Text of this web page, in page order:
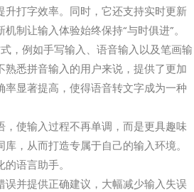
打字效率。同时，它还支持实时更新
制让输入体验始终保持“与时俱进”。
，例如手写输入、语音输入以及笔画输
悉拼音输入的用户来说，提供了更加
显著提高，使得语音转文字成为一种
使输入过程不再单调，而是更具趣味
，从而打造专属于自己的输入环境。
语言助手。
并提供正确建议，大幅减少输入失误